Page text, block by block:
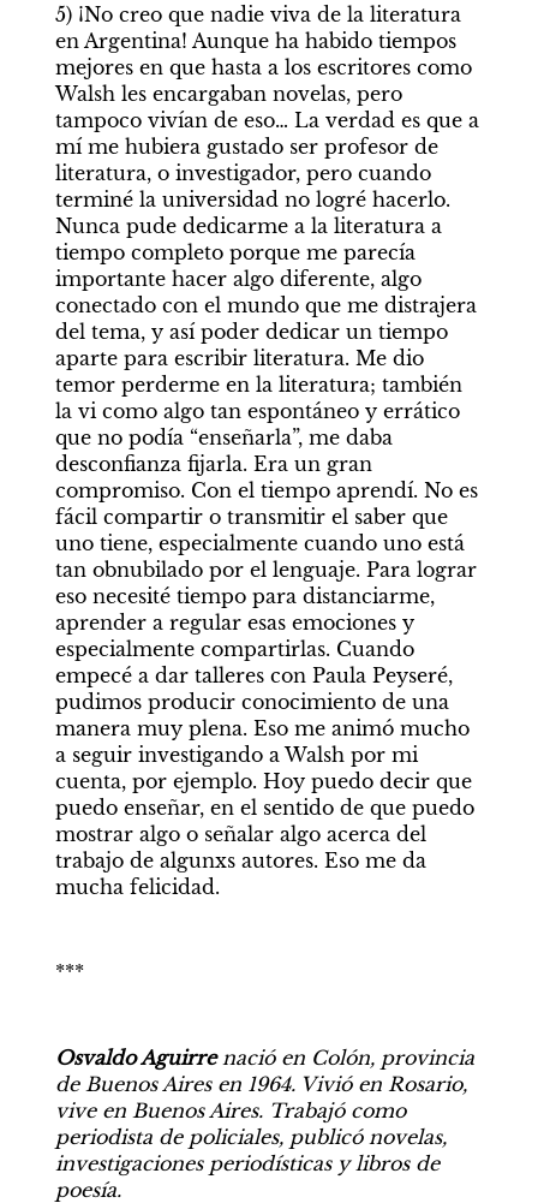
5) ¡No creo que nadie viva de la literatura
en Argentina! Aunque ha habido tiempos
mejores en que hasta a los escritores como
Walsh les encargaban novelas, pero
tampoco vivían de eso… La verdad es que a
mí me hubiera gustado ser profesor de
literatura, o investigador, pero cuando
terminé la universidad no logré hacerlo.
Nunca pude dedicarme a la literatura a
tiempo completo porque me parecía
importante hacer algo diferente, algo
conectado con el mundo que me distrajera
del tema, y así poder dedicar un tiempo
aparte para escribir literatura. Me dio
temor perderme en la literatura; también
la vi como algo tan espontáneo y errático
que no podía “enseñarla”, me daba
desconfianza fijarla. Era un gran
compromiso. Con el tiempo aprendí. No es
fácil compartir o transmitir el saber que
uno tiene, especialmente cuando uno está
tan obnubilado por el lenguaje. Para lograr
eso necesité tiempo para distanciarme,
aprender a regular esas emociones y
especialmente compartirlas. Cuando
empecé a dar talleres con Paula Peyseré,
pudimos producir conocimiento de una
manera muy plena. Eso me animó mucho
a seguir investigando a Walsh por mi
cuenta, por ejemplo. Hoy puedo decir que
puedo enseñar, en el sentido de que puedo
mostrar algo o señalar algo acerca del
trabajo de algunxs autores. Eso me da
mucha felicidad.
***
Osvaldo Aguirre nació en Colón, provincia
de Buenos Aires en 1964. Vivió en Rosario,
vive en Buenos Aires. Trabajó como
periodista de policiales, publicó novelas,
investigaciones periodísticas y libros de
poesía.